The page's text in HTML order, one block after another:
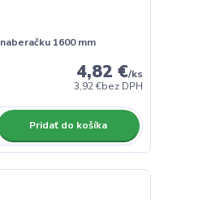
1600 mm
4,82 €/ks
3,92 €bez DPH
Pridať do košíka